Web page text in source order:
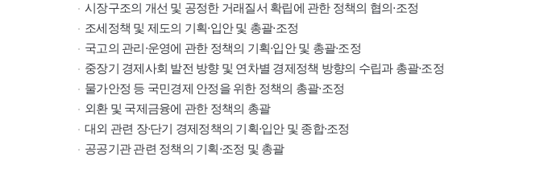
시장구조의 개선 및 공정한 거래질서 확립에 관한 정책의 협의·조정
조세정책 및 제도의 기획·입안 및 총괄·조정
국고의 관리·운영에 관한 정책의 기획·입안 및 총괄·조정
중장기 경제사회 발전 방향 및 연차별 경제정책 방향의 수립과 총괄·조정
물가안정 등 국민경제 안정을 위한 정책의 총괄·조정
외환 및 국제금융에 관한 정책의 총괄
대외 관련 장·단기 경제정책의 기획·입안 및 종합·조정
공공기관 관련 정책의 기획·조정 및 총괄